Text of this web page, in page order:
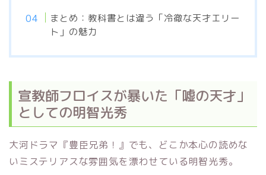
まとめ：教科書とは違う「冷徹な天才エリー
ト」の魅力
宣教師フロイスが暴いた「嘘の天才」
としての明智光秀
大河ドラマ『豊臣兄弟！』でも、どこか本心の読めな
いミステリアスな雰囲気を漂わせている明智光秀。